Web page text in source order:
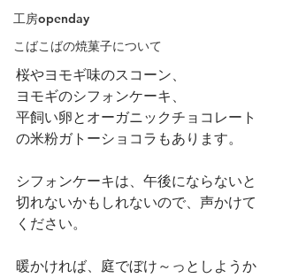
工房openday
こばこばの焼菓子について
桜やヨモギ味のスコーン、
ヨモギのシフォンケーキ、
平飼い卵とオーガニックチョコレート
の米粉ガトーショコラもあります。
シフォンケーキは、午後にならないと
切れないかもしれないので、声かけて
ください。
暖かければ、庭でぼけ～っとしようか